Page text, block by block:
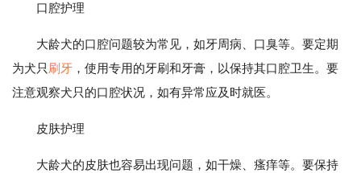
口腔护理
大龄犬的口腔问题较为常见，如牙周病、口臭等。要定期
为犬只 刷牙 ，使用专用的牙刷和牙膏，以保持其口腔卫生。要
注意观察犬只的口腔状况，如有异常应及时就医。
皮肤护理
大龄犬的皮肤也容易出现问题，如干燥、瘙痒等。要保持